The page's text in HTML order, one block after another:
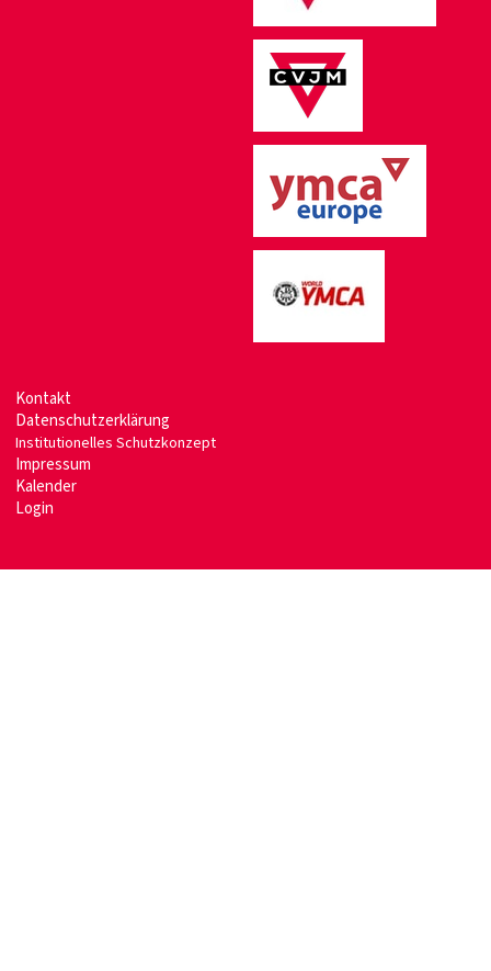
Kontakt
Datenschutzerklärung
Institutionelles Schutzkonzept
Impressum
Kalender
Login